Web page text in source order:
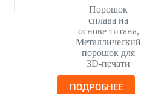
Порошок
сплава на
основе титана,
Металлический
порошок для
3D-печати
ПОДРОБНЕЕ